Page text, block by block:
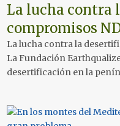
La lucha contra
compromisos
La lucha contra la
La Fundación
desertificación en la